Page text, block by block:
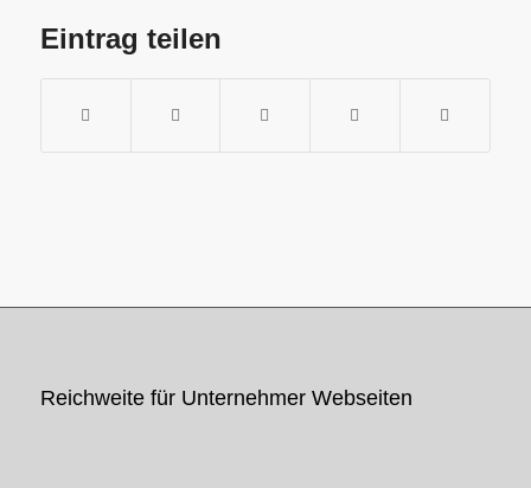
Eintrag teilen
Reichweite für Unternehmer Webseiten